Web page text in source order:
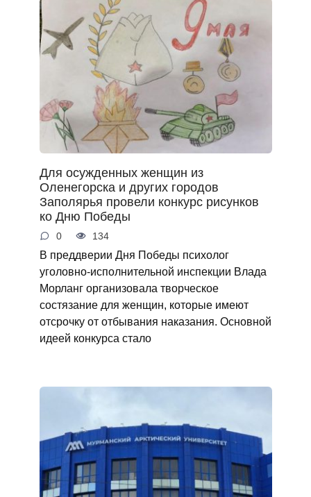
Для осужденных женщин из
Оленегорска и других городов
Заполярья провели конкурс рисунков
ко Дню Победы
0 134
В преддверии Дня Победы психолог
уголовно-исполнительной инспекции Влада
Морланг организовала творческое
состязание для женщин, которые имеют
отсрочку от отбывания наказания. Основной
идеей конкурса стало